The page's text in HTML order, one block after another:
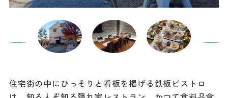
住宅街の中にひっそりと看板を掲げる鉄板ビストロ